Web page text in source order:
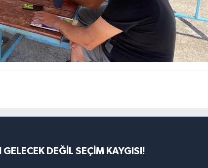
GELECEK DEĞİL SEÇİM KAYGISI!